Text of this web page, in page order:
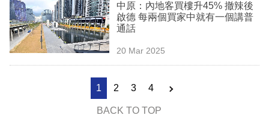
中原：內地客買樓升45% 撤辣後
啟德 每兩個買家中就有一個講普
通話
20 Mar 2025
1 2 3 4
BACK TO TOP